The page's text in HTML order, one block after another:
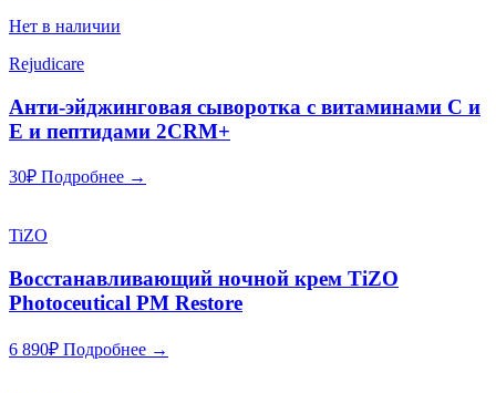
Нет в наличии
Rejudicare
Анти-эйджинговая сыворотка с витаминами С и
Е и пептидами 2CRM+
30₽ Подробнее →
TiZO
Восстанавливающий ночной крем TiZO
Photoceutical PM Restore
6 890₽ Подробнее →